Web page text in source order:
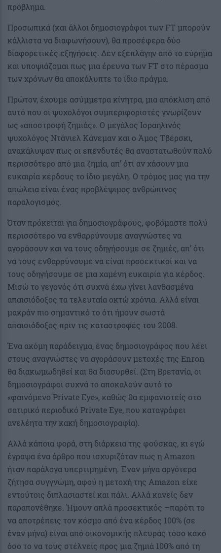
πρόβλημα.
Προσωπικά (και άλλοι δημοσιογράφοι των FT μπορούν
κάλλιστα να διαφωνήσουν), θα προσέφερα δύο
διαφορετικές εξηγήσεις. Δεν εξεπλάγην από το εύρημα
και υποψιάζομαι πως μια έρευνα των FT στο πέρασμα
των χρόνων θα αποκάλυπτε το ίδιο πράγμα.
Πρώτον, έχουμε ασύμμετρα κίνητρα, μια απόκλιση από
αυτό που οι ψυχολόγοι συμπεριφοριστές γνωρίζουν
ως «αποστροφή ζημιάς». Ο μεγάλος Ισραηλινός
ψυχολόγος Ντάνιελ Κάνεμαν και ο Άμος Τβέρσκι,
ανακάλυψαν πως οι επενδυτές θα αναστατωθούν πολύ
περισσότερο από μια ζημία, απ’ ότι αν χάσουν μια
ευκαιρία κέρδους το ίδιο μεγάλη. Ο τρόμος μας για την
απώλεια είναι ένας προβλέψιμος ανθρώπινος
παραλογισμός.
Όταν πρόκειται για δημοσιογράφους, φοβόμαστε πολύ
περισσότερο να ενθαρρύνουμε αναγνώστες να
αγοράσουν και να τους οδηγήσουμε σε ζημιές, απ’ ότι
να τους ενθαρρύνουμε να είναι προσεκτικοί και να
τους οδηγήσουμε σε μια χαμένη ευκαιρία για κέρδος.
Μισώ το γεγονός ότι συχνά έχω γίνει λανθασμένα
απαισιόδοξος τα τελευταία οκτώ χρόνια. Αλλά είναι
μακράν πιο σημαντικό το ότι ήμουν σωστά
απαισιόδοξος πριν τις καταστροφές του 2008.
Ένα ακόμη παράδειγμα, ένας δημοσιογράφος που λέει
στους αναγνώστες να αγοράσουν μετοχές της Enron
θα διακωμωδηθεί και θα διασυρθεί. (Στη Βρετανία, οι
δημοσιογράφοι συχνά το αποκαλούν αυτό το
«φαινόμενο Private Eye», καθώς θα εμφανιστείς στο
σατιρικό περιοδικό Private Eye, που καταγράφει
ανελέητα την κακή δημοσιογραφία).
Αλλά κάποια φορά, στη διάρκεια της φούσκας, κι εγώ
έγραψα ένα άρθρο που ισχυριζόταν πως η Amazon
ήταν παράλογα υπερτιμημένη. Έναν μήνα αργότερα
ζήτησα συγγνώμη, αφού η μετοχή της Amazon είχε
εντούτοις διπλασιαστεί και πάλι. Αλλά κανείς δεν
παραπονέθηκε. Ήμουν απλά προσεκτικός –παρότι το
να αποτρέπεις τον κόσμο από ένα κέρδος 100% (σε
έναν μήνα) είναι από οικονομικής πλευράς τόσο κακό
όσο το να τους στέλνεις προς μια ζημιά 100% από τη